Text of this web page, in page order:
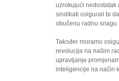
uzrokujući
sindikati osigurali bi
obučenu radnu snagu.
Također moramo
revolucija na našim
upravljanje
inteligencije na način